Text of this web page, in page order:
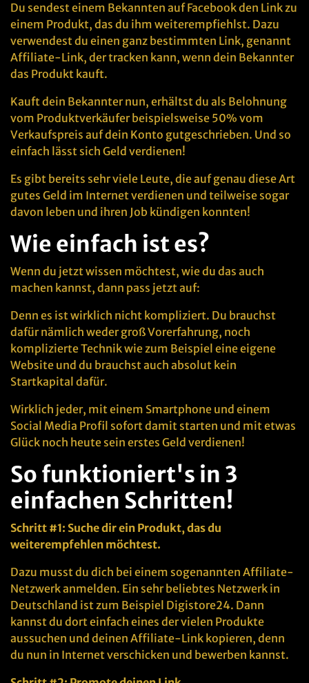
Du sendest einem Bekannten auf Facebook den Link zu
einem Produkt, das du ihm weiterempfiehlst. Dazu
verwendest du einen ganz bestimmten Link, genannt
Affiliate-Link, der tracken kann, wenn dein Bekannter
das Produkt kauft.
Kauft dein Bekannter nun, erhältst du als Belohnung
vom Produktverkäufer beispielsweise 50% vom
Verkaufspreis auf dein Konto gutgeschrieben. Und so
einfach lässt sich Geld verdienen!
Es gibt bereits sehr viele Leute, die auf genau diese Art
gutes Geld im Internet verdienen und teilweise sogar
davon leben und ihren Job kündigen konnten!
Wie einfach ist es?
Wenn du jetzt wissen möchtest, wie du das auch
machen kannst, dann pass jetzt auf:
Denn es ist wirklich nicht kompliziert. Du brauchst
dafür nämlich weder groß Vorerfahrung, noch
komplizierte Technik wie zum Beispiel eine eigene
Website und du brauchst auch absolut kein
Startkapital dafür.
Wirklich jeder, mit einem Smartphone und einem
Social Media Profil sofort damit starten und mit etwas
Glück noch heute sein erstes Geld verdienen!
So funktioniert's in 3
einfachen Schritten!
Schritt #1: Suche dir ein Produkt, das du
weiterempfehlen möchtest.
Dazu musst du dich bei einem sogenannten Affiliate-
Netzwerk anmelden. Ein sehr beliebtes Netzwerk in
Deutschland ist zum Beispiel Digistore24. Dann
kannst du dort einfach eines der vielen Produkte
aussuchen und deinen Affiliate-Link kopieren, denn
du nun in Internet verschicken und bewerben kannst.